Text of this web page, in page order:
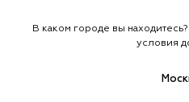
В каком городе вы
условия